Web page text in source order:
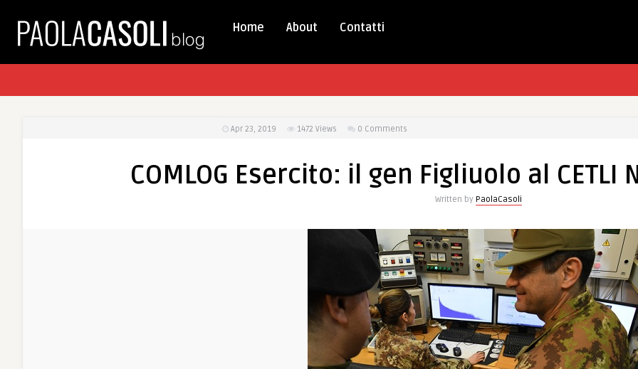
Home About Contatti
Apr 23, 2019 1472 Views 0 Comments
COMLOG Esercito: il gen Figliuolo al CETLI
Written by PaolaCasoli